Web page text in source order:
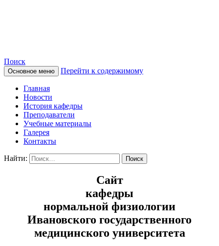
Поиск
Основное меню Перейти к содержимому
Главная
Новости
История кафедры
Преподаватели
Учебные материалы
Галерея
Контакты
Найти:
Сайт
кафедры
нормальной физиологии
Ивановского государственного
медицинского университета